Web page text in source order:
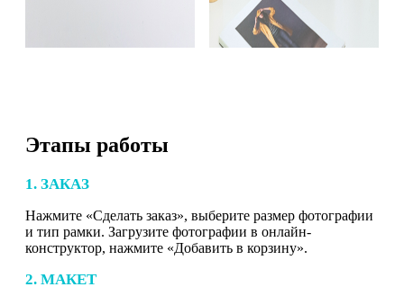
Этапы работы
1. ЗАКАЗ
Нажмите «Сделать заказ», выберите размер фотографии
и тип рамки. Загрузите фотографии в онлайн-
конструктор, нажмите «Добавить в корзину».
2. МАКЕТ